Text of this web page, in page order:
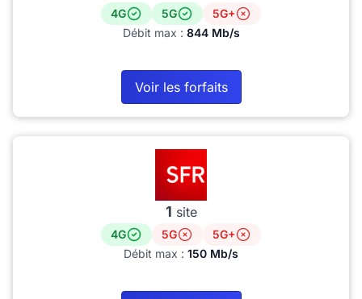
4G 5G
5G+
Débit max : 844 Mb/s
Voir les forfaits
1 site
4G 5G
5G+
Débit max : 150 Mb/s